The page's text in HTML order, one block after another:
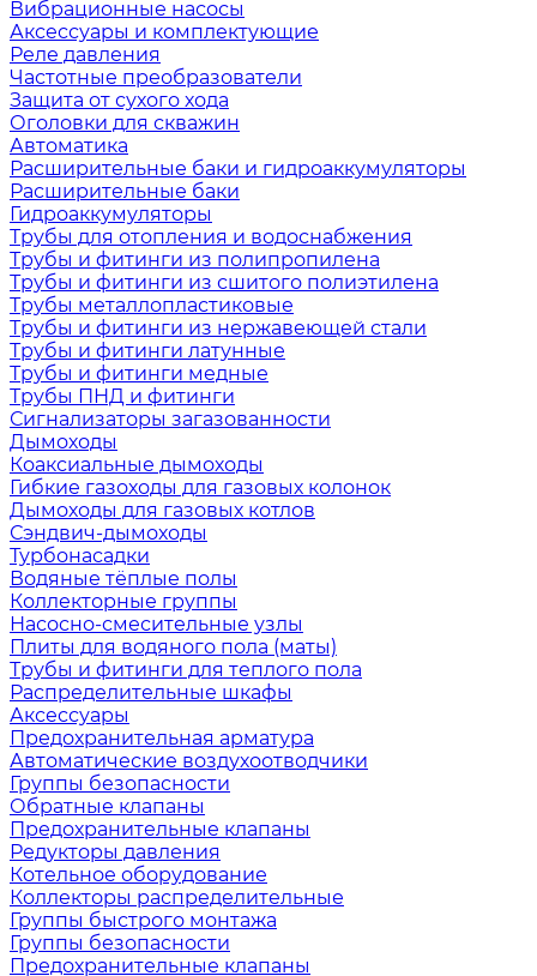
Вибрационные насосы
Аксессуары и комплектующие
Реле давления
Частотные преобразователи
Защита от сухого хода
Оголовки для скважин
Автоматика
Расширительные баки и гидроаккумуляторы
Расширительные баки
Гидроаккумуляторы
Трубы для отопления и водоснабжения
Трубы и фитинги из полипропилена
Трубы и фитинги из сшитого полиэтилена
Трубы металлопластиковые
Трубы и фитинги из нержавеющей стали
Трубы и фитинги латунные
Трубы и фитинги медные
Трубы ПНД и фитинги
Сигнализаторы загазованности
Дымоходы
Коаксиальные дымоходы
Гибкие газоходы для газовых колонок
Дымоходы для газовых котлов
Сэндвич-дымоходы
Турбонасадки
Водяные тёплые полы
Коллекторные группы
Насосно-смесительные узлы
Плиты для водяного пола (маты)
Трубы и фитинги для теплого пола
Распределительные шкафы
Аксессуары
Предохранительная арматура
Автоматические воздухоотводчики
Группы безопасности
Обратные клапаны
Предохранительные клапаны
Редукторы давления
Котельное оборудование
Коллекторы распределительные
Группы быстрого монтажа
Группы безопасности
Предохранительные клапаны